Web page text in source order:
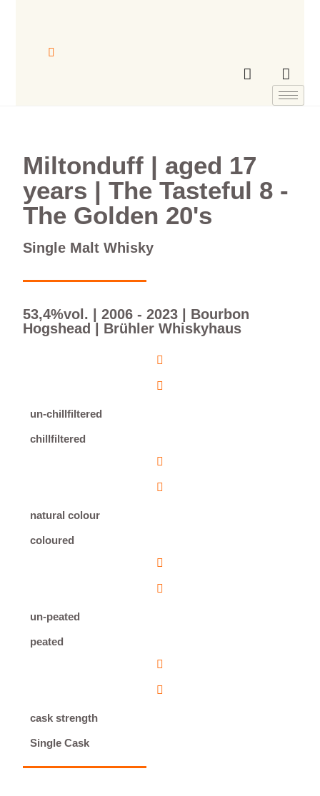
Miltonduff | aged 17
years | The Tasteful 8 -
The Golden 20's
Single Malt Whisky
53,4%vol. | 2006 - 2023 | Bourbon
Hogshead | Brühler Whiskyhaus
un-chillfiltered
chillfiltered
natural colour
coloured
un-peated
peated
cask strength
Single Cask